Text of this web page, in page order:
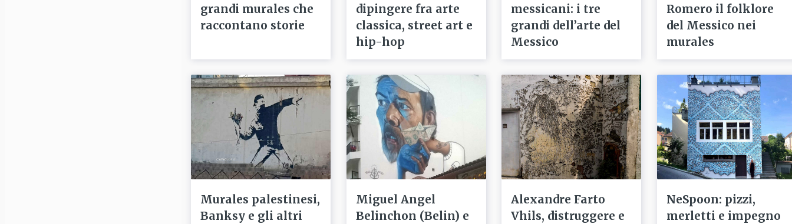
grandi murales che
raccontano storie
dipingere fra arte
classica, street art e
hip-hop
messicani: i tre
grandi dell’arte del
Messico
Romero il folklore
del Messico nei
murales
Murales palestinesi,
Banksy e gli altri
Miguel Angel
Belinchon (Belin) e
Alexandre Farto
Vhils, distruggere e
NeSpoon: pizzi,
merletti e impegno